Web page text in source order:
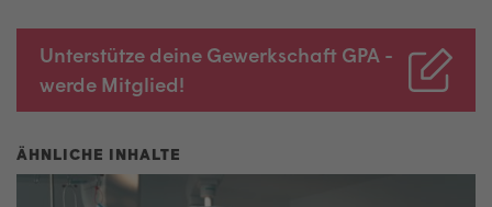
Unterstütze deine Gewerkschaft GPA -
werde Mitglied!